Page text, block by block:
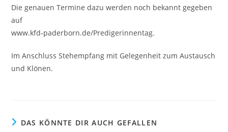
Die genauen Termine dazu werden noch bekannt gegeben
auf
www.kfd‐paderborn.de/Predigerinnentag.
Im Anschluss Stehempfang mit Gelegenheit zum Austausch
und Klönen.
DAS KÖNNTE DIR AUCH GEFALLEN